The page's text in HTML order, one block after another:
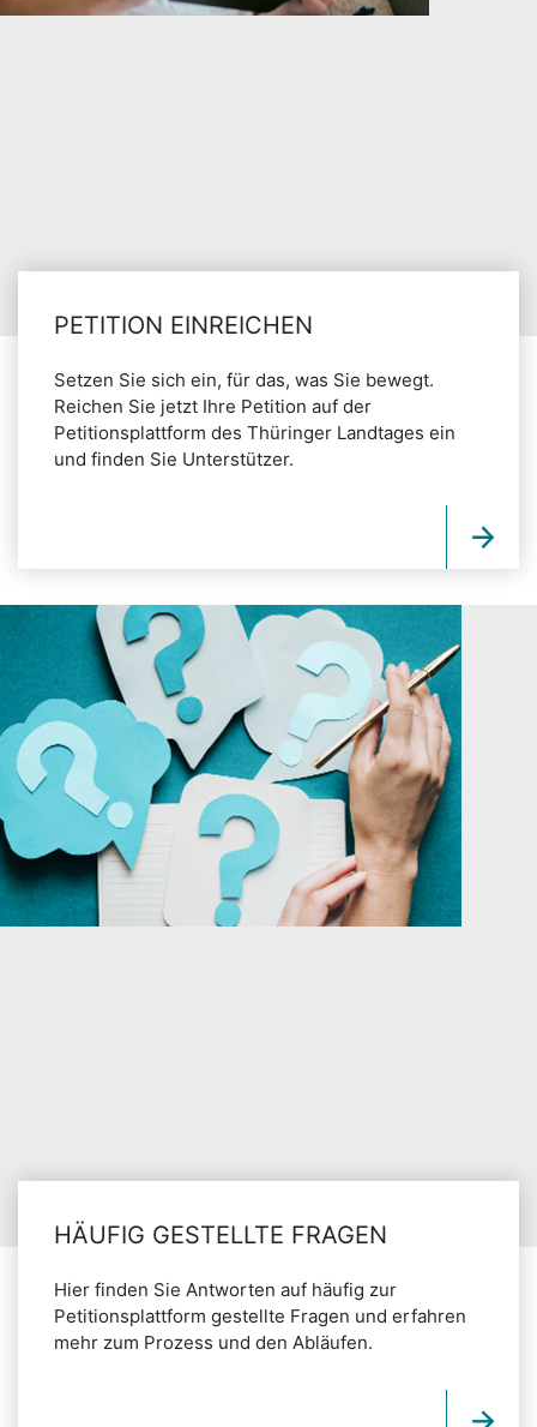
PETITION EINREICHEN
Setzen Sie sich ein, für das, was Sie bewegt.
Reichen Sie jetzt Ihre Petition auf der
Petitionsplattform des Thüringer Landtages ein
und finden Sie Unterstützer.
HÄUFIG GESTELLTE FRAGEN
Hier finden Sie Antworten auf häufig zur
Petitionsplattform gestellte Fragen und erfahren
mehr zum Prozess und den Abläufen.